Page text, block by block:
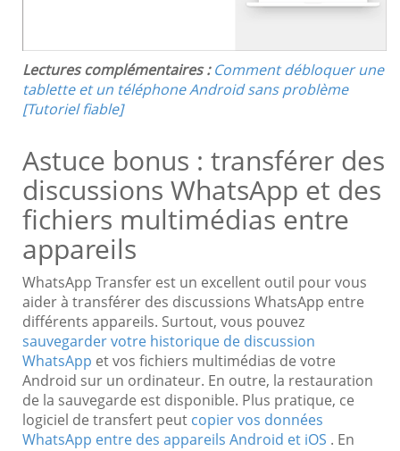
Lectures complémentaires : Comment débloquer une
tablette et un téléphone Android sans problème
[Tutoriel fiable]
Astuce bonus : transférer des
discussions WhatsApp et des
fichiers multimédias entre
appareils
WhatsApp Transfer est un excellent outil pour vous
aider à transférer des discussions WhatsApp entre
différents appareils. Surtout, vous pouvez
sauvegarder votre historique de discussion
WhatsApp et vos fichiers multimédias de votre
Android sur un ordinateur. En outre, la restauration
de la sauvegarde est disponible. Plus pratique, ce
logiciel de transfert peut copier vos données
WhatsApp entre des appareils Android et iOS . En